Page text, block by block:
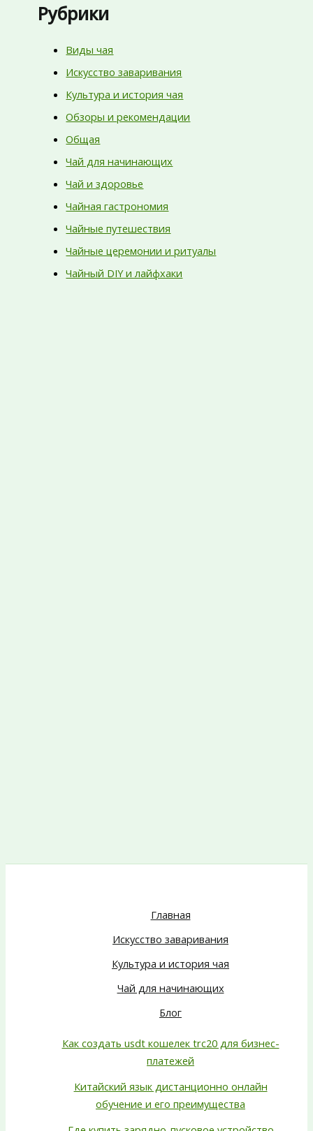
Рубрики
Виды чая
Искусство заваривания
Культура и история чая
Обзоры и рекомендации
Общая
Чай для начинающих
Чай и здоровье
Чайная гастрономия
Чайные путешествия
Чайные церемонии и ритуалы
Чайный DIY и лайфхаки
Главная
Искусство заваривания
Культура и история чая
Чай для начинающих
Блог
Как создать usdt кошелек trc20 для бизнес-
платежей
Китайский язык дистанционно онлайн
обучение и его преимущества